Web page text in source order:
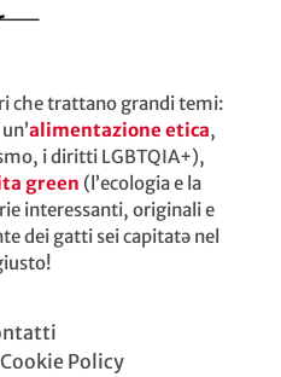
che trattano grandi temi:
alimentazione etica,
i diritti LGBTQIA+),
green (l’ecologia e la
interessanti, originali e
dei gatti sei capitatə nel
Policy